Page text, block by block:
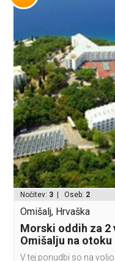
Nočitev: 3 | Oseb: 2
Omišalj, Hrvaška
Morski oddih za 2
Omišalju na otoku
V tej ponudbi so na